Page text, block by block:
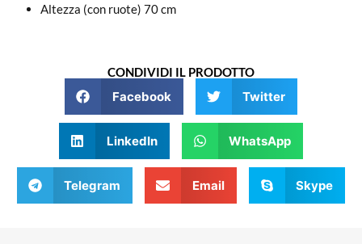
Altezza (con ruote) 70 cm
CONDIVIDI IL PRODOTTO
Facebook Twitter
LinkedIn WhatsApp
Telegram Email Skype